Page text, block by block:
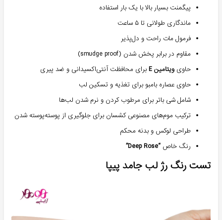
پیگمنت بسیار بالا با یک بار استفاده
ماندگاری طولانی تا ۵ ساعت
فرمول مات راحت و دل‌پذیر
مقاوم در برابر پخش شدن (smudge proof)
حاوی ویتامین E
برای محافظت آنتی‌اکسیدانی و ضد پیری
حاوی عصاره بامبو برای تغذیه و تسکین لب
شامل شی باتر برای مرطوب کردن و نرم شدن لب‌ها
ترکیب موم‌های مصنوعی کشسان برای جلوگیری از پوسته‌پوسته شدن
طراحی لوکس و بدنه محکم
رنگ خاص “Deep Rose”
تست رنگ رژ لب جامد پیپا